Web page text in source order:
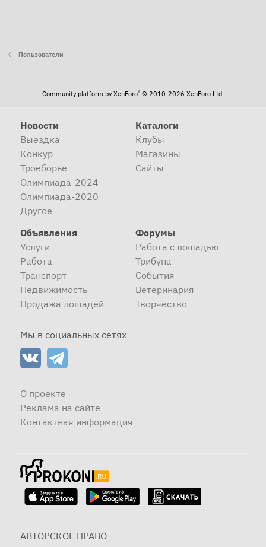
Пользователи
Community platform by XenForo® © 2010-2026 XenForo Ltd.
Новости
Выездка
Конкур
Троеборье
Олимпиада-2024
Олимпиада-2020
Другое
Каталоги
Клубы
Магазины
Сайты
Объявления
Услуги
Работа
Транспорт
Недвижимость
Продажа лошадей
Форумы
Работа с лошадью
Трибуна
События
Ветеринария
Творчество
Мы в социальных сетях
О проекте
Реклама на сайте
Контактная информация
АВТОРСКОЕ ПРАВО